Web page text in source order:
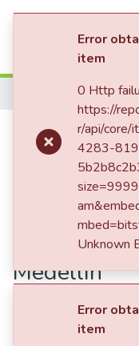
Communities &
All of DSpace
Statistics
Publication:
para una
móvil de
Medellín
item
0 Http
r/api/
4283-